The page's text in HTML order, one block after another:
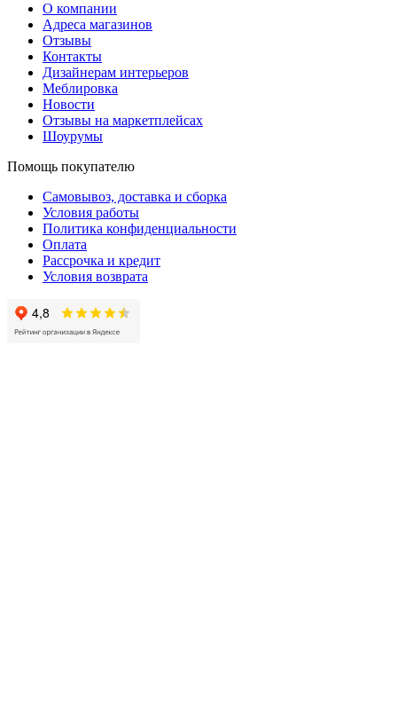
О компании
Адреса магазинов
Отзывы
Контакты
Дизайнерам интерьеров
Меблировка
Новости
Отзывы на маркетплейсах
Шоурумы
Помощь покупателю
Самовывоз, доставка и сборка
Условия работы
Политика конфиденциальности
Оплата
Рассрочка и кредит
Условия возврата